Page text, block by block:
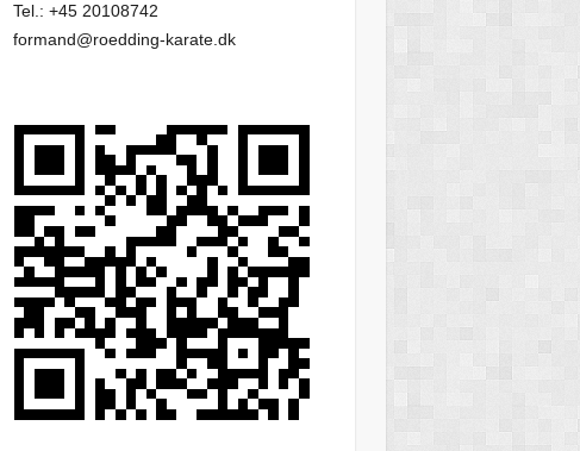
Tel.: +45 20108742
formand@roedding-karate.dk